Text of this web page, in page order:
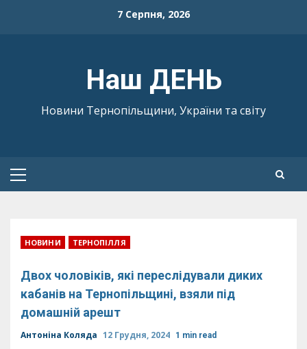
7 Серпня, 2026
Наш ДЕНЬ
Новини Тернопільщини, України та світу
Primary
НОВИНИ ТЕРНОПІЛЛЯ
Двох чоловіків, які переслідували диких
кабанів на Тернопільщині, взяли під
домашній арешт
Антоніна Коляда 12 Грудня, 2024 1 min read